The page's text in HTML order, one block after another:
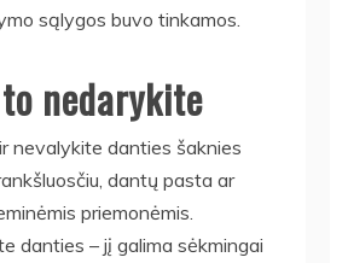
sąlygos buvo tinkamos.
nedarykite
nevalykite danties šaknies
dantų pasta ar
priemonėmis.
danties – jį galima sėkmingai